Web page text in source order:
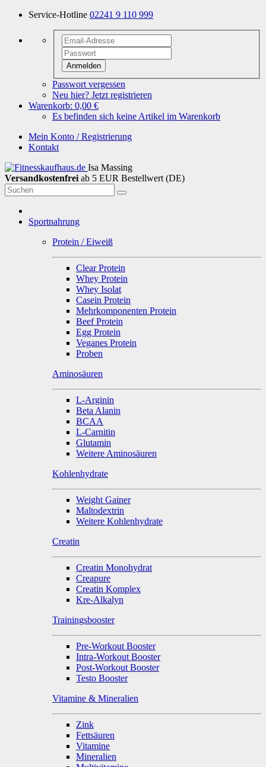
Service-Hotline 02241 9 110 999
Anmelden
Passwort vergessen
Neu hier? Jetzt registrieren
Warenkorb: 0,00 €
Es befinden sich keine Artikel im Warenkorb
Mein Konto / Registrierung
Kontakt
Isa Massing
Versandkostenfrei ab 5 EUR Bestellwert (DE)
Sportnahrung
Protein / Eiweiß
Clear Protein
Whey Protein
Whey Isolat
Casein Protein
Mehrkomponenten Protein
Beef Protein
Egg Protein
Veganes Protein
Proben
Aminosäuren
L-Arginin
Beta Alanin
BCAA
L-Carnitin
Glutamin
Weitere Aminosäuren
Kohlenhydrate
Weight Gainer
Maltodextrin
Weitere Kohlenhydrate
Creatin
Creatin Monohydrat
Creapure
Creatin Komplex
Kre-Alkalyn
Trainingsbooster
Pre-Workout Booster
Intra-Workout Booster
Post-Workout Booster
Testo Booster
Vitamine & Mineralien
Zink
Fettsäuren
Vitamine
Mineralien